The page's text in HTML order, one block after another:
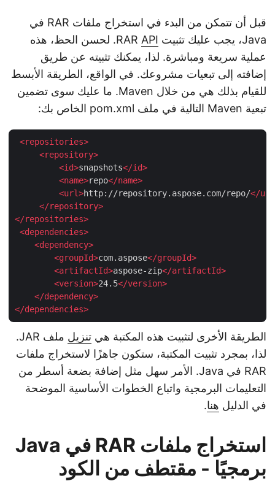
قبل أن تتمكن من البدء في استخراج ملفات RAR في
Java، يجب عليك تثبيت RAR
API
. لحسن الحظ، هذه
عملية سريعة ومباشرة. لذا، يمكنك تثبيته عن طريق
إضافته إلى تبعيات مشروعك. في الواقع، الطريقة الأبسط
للقيام بذلك هي من خلال Maven. ما عليك سوى تضمين
تبعية Maven التالية في ملف pom.xml الخاص بك:
<repositories
<repository
<id>snapshots</id
<name>repo</name
<url>http://repository.aspose.com/repo/</
</repository
</repositories
<dependencies
<dependency
<groupId>com.aspose</groupId
<artifactId>aspose-zip</artifactId
<version>24.5</version
</dependency
</dependencies
الطريقة الأخرى لتثبيت هذه المكتبة هي تنزيل
ملف JAR.
لذا، بمجرد تثبيت المكتبة، ستكون جاهزًا لاستخراج ملفات
RAR في Java. الأمر سهل مثل إضافة بضعة أسطر من
التعليمات البرمجية واتباع الخطوات الأساسية الموضحة
في الدليل هنا.
استخراج ملفات RAR في Java
برمجيًا - مقتطف من الكود